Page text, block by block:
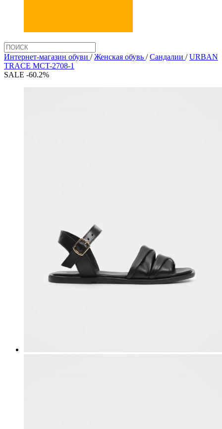
Интернет-магазин обуви /Женская обувь /Сандалии /URBAN
TRACE MCT-2708-1
SALE -60.2%